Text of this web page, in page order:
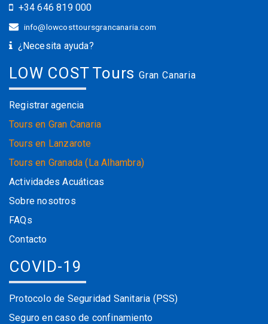
+34 646 819 000
info@lowcosttoursgrancanaria.com
¿Necesita ayuda?
LOW COST Tours Gran Canaria
Registrar agencia
Tours en Gran Canaria
Tours en Lanzarote
Tours en Granada (La Alhambra)
Actividades Acuáticas
Sobre nosotros
FAQs
Contacto
COVID-19
Protocolo de Seguridad Sanitaria (PSS)
Seguro en caso de confinamiento